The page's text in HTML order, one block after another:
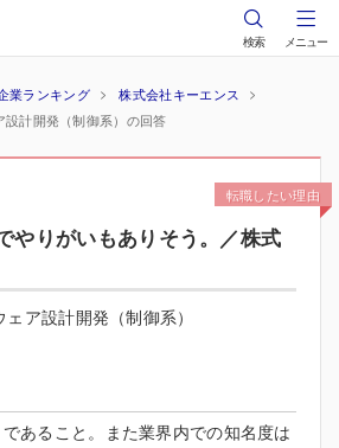
検索 メニュー
業ランキング
株式会社キーエンス
計開発（制御系）の回答
転職したい理由
やりがいもありそう。／株式
ェア設計開発（制御系）
あること。また業界内での知名度は